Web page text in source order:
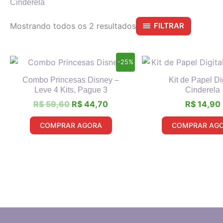
Cinderela
Mostrando todos os 2 resultados FILTRAR
-25%
Combo Princesas Disney –
Leve 4 Kits, Pague 3
R$59,60
O
original
era:
R$ 59,60.
R$ 44,70
O
preço
atual
COMPRAR AGORA
Kit de Papel
Cinderela
R$14,90
COMPRAR